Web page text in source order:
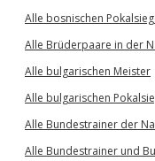
Alle bosnischen
Alle Brüderpaare in der
Alle bulgarischen Meister
Alle bulgarischen
Alle Bundestrainer der
Alle Bundestrainer und